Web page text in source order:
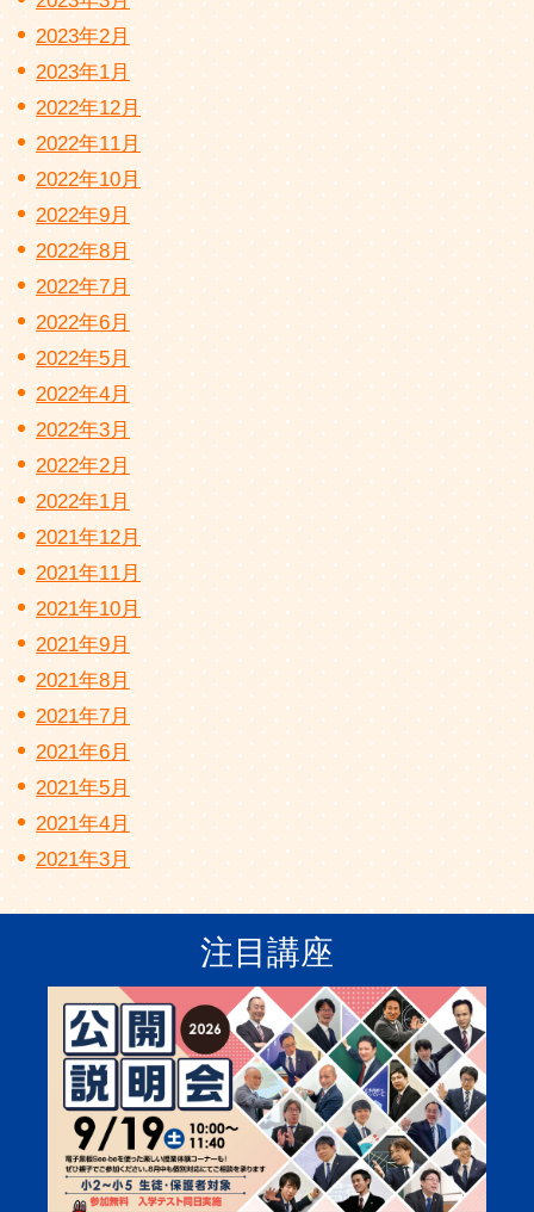
2023年2月
2023年1月
2022年12月
2022年11月
2022年10月
2022年9月
2022年8月
2022年7月
2022年6月
2022年5月
2022年4月
2022年3月
2022年2月
2022年1月
2021年12月
2021年11月
2021年10月
2021年9月
2021年8月
2021年7月
2021年6月
2021年5月
2021年4月
2021年3月
注目講座